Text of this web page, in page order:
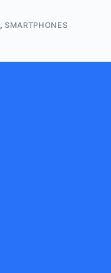
, SMARTPHONES